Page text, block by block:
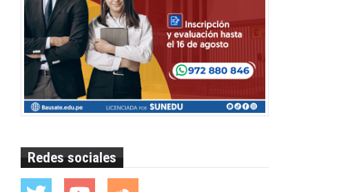
Redes sociales